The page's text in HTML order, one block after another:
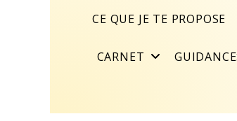
CE QUE JE TE PROPOSE
CARNET